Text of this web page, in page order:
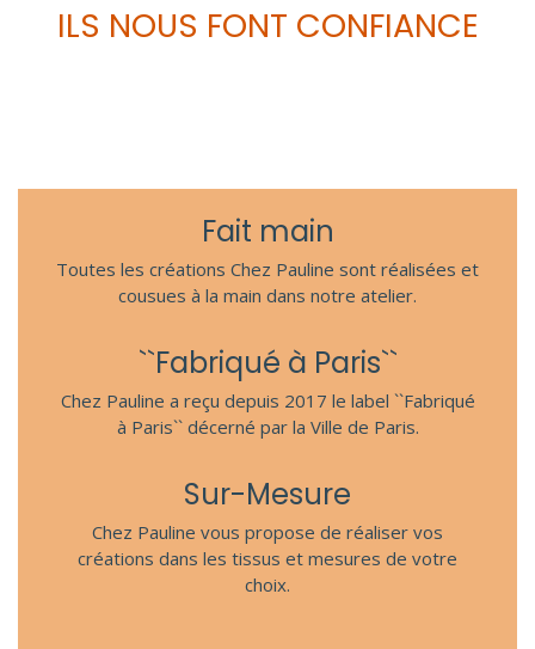
ILS NOUS FONT CONFIANCE
Fait main
Toutes les créations Chez Pauline sont réalisées et
cousues à la main dans notre atelier.
``Fabriqué à Paris``
Chez Pauline a reçu depuis 2017 le label ``Fabriqué
à Paris`` décerné par la Ville de Paris.
Sur-Mesure
Chez Pauline vous propose de réaliser vos
créations dans les tissus et mesures de votre
choix.